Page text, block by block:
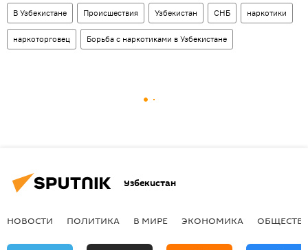
В Узбекистане Происшествия Узбекистан СНБ наркотики
наркоторговец Борьба с наркотиками в Узбекистане
Узбекистан
НОВОСТИ ПОЛИТИКА В МИРЕ ЭКОНОМИКА